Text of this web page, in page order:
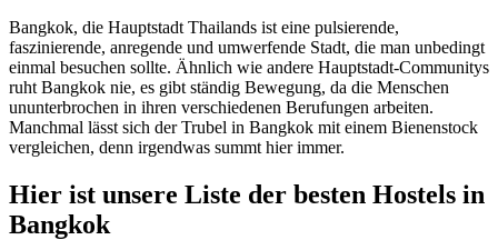
Bangkok, die Hauptstadt Thailands ist eine pulsierende,
faszinierende, anregende und umwerfende Stadt, die man unbedingt
einmal besuchen sollte. Ähnlich wie andere Hauptstadt-Communitys
ruht Bangkok nie, es gibt ständig Bewegung, da die Menschen
ununterbrochen in ihren verschiedenen Berufungen arbeiten.
Manchmal lässt sich der Trubel in Bangkok mit einem Bienenstock
vergleichen, denn irgendwas summt hier immer.
Hier ist unsere Liste der besten Hostels in
Bangkok